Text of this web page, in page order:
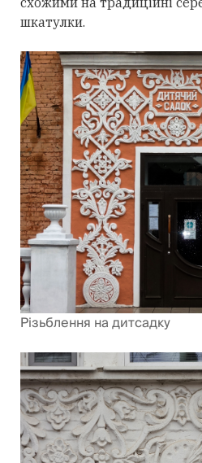
шкатулки.
Різьблення на дитсадку